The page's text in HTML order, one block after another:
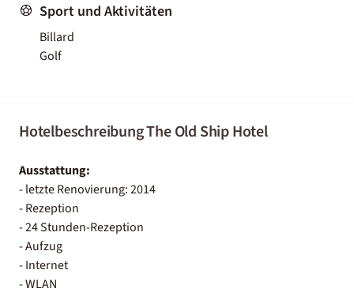
Sport und Aktivitäten
Billard
Golf
Hotelbeschreibung The Old Ship Hotel
Ausstattung:
- letzte Renovierung: 2014
- Rezeption
- 24 Stunden-Rezeption
- Aufzug
- Internet
- WLAN